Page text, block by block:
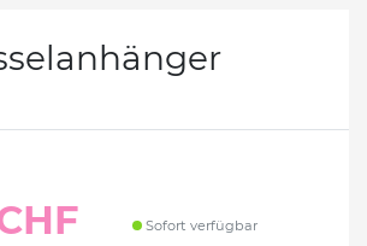
Sofort verfügbar